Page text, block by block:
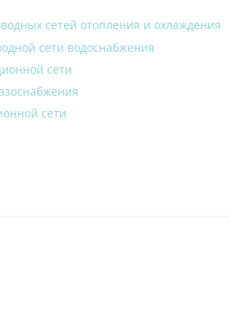
сетей отопления и охлаждения
сети водоснабжения
сети
сети